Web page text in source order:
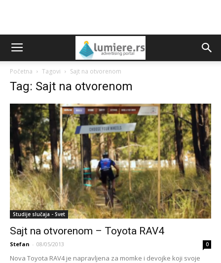
Početna Tagovi Sajt na otvorenom
Tag: Sajt na otvorenom
Studije slučaja - Svet
Sajt na otvorenom – Toyota RAV4
Stefan - 08/05/2013 0
Nova Toyota RAV4 je napravljena za momke i devojke koji svoje